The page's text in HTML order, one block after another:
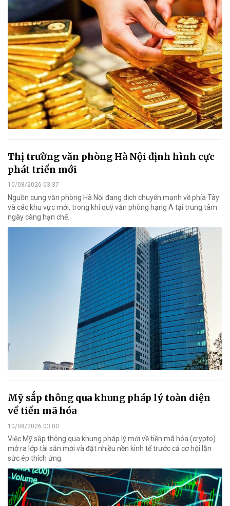
Thị trường văn phòng Hà Nội định hình cực
phát triển mới
10/08/2026 03:37
Nguồn cung văn phòng Hà Nội đang dịch chuyển mạnh về phía Tây
và các khu vực mới, trong khi quỹ văn phòng hạng A tại trung tâm
ngày càng hạn chế.
Mỹ sắp thông qua khung pháp lý toàn diện
về tiền mã hóa
10/08/2026 03:00
Việc Mỹ sắp thông qua khung pháp lý mới về tiền mã hóa (crypto)
mở ra lớp tài sản mới và đặt nhiều nền kinh tế trước cả cơ hội lẫn
sức ép thích ứng.